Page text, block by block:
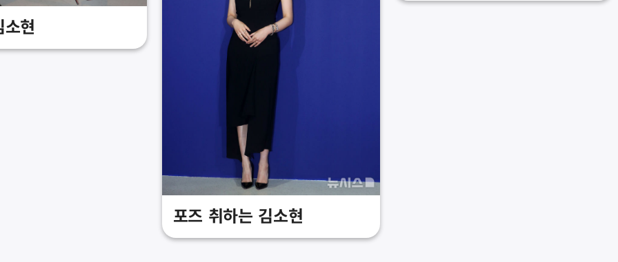
현
포즈 취하는 김소현